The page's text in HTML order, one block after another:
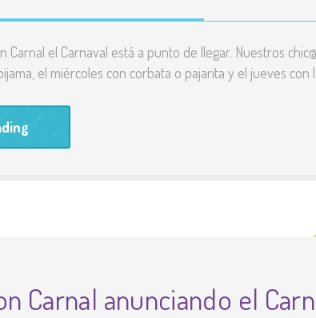
Carnal el Carnaval está a punto de llegar. Nuestros
el miércoles con corbata o pajarita y el jueves con
Carnal anunciando el